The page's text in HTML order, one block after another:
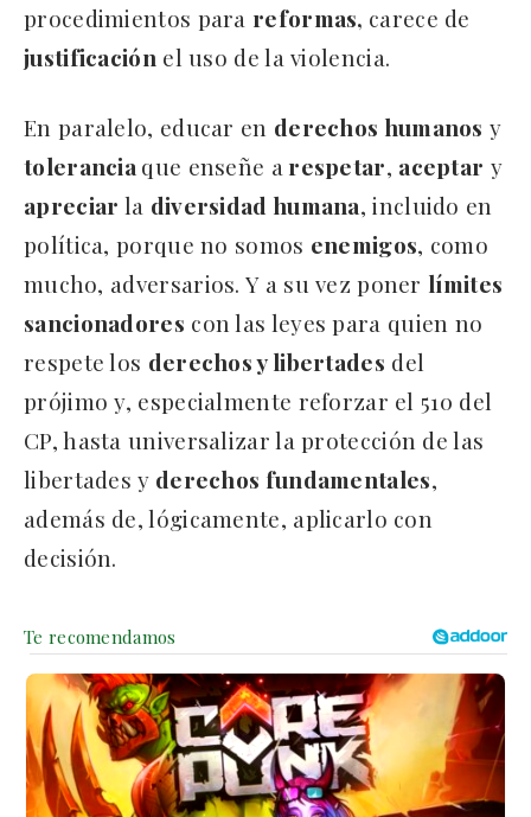
procedimientos para reformas, carece de
justificación el uso de la violencia.
En paralelo, educar en derechos humanos y
tolerancia que enseñe a respetar, aceptar y
apreciar la diversidad humana, incluido en
política, porque no somos enemigos, como
mucho, adversarios. Y a su vez poner límites
sancionadores con las leyes para quien no
respete los derechos y libertades del
prójimo y, especialmente reforzar el 510 del
CP, hasta universalizar la protección de las
libertades y derechos fundamentales,
además de, lógicamente, aplicarlo con
decisión.